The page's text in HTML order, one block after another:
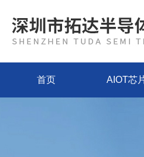
首页 AIOT芯